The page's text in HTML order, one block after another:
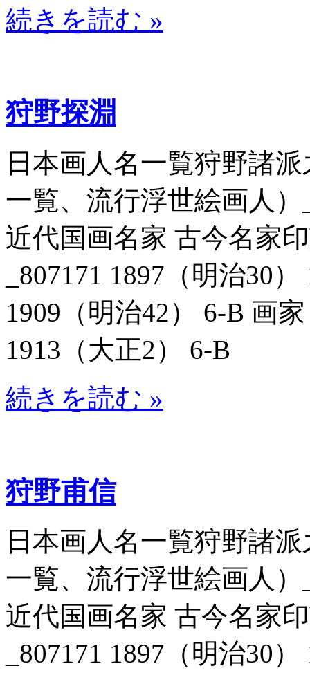
続きを読む »
狩野探淵
日本画人名一覧狩野諸
一覧、流行浮世絵画人）
近代国画名家 古今名家
_807171 1897（明治30
1909（明治42） 6-B 画
1913（大正2） 6-B
続きを読む »
狩野甫信
日本画人名一覧狩野諸
一覧、流行浮世絵画人）
近代国画名家 古今名家
_807171 1897（明治30